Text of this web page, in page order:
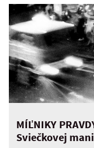
MÍĽNIKY
Sviečkovej